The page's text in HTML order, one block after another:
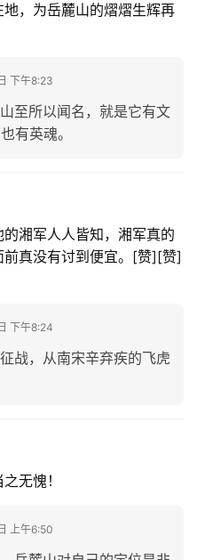
，为岳麓山的熠熠生辉再
下午8:23
至所以闻名，就是它有文
有英魂。
湘军人人皆知，湘军真的
前真没有讨到便宜。[赞][赞]
下午8:24
战，从南宋辛弃疾的飞虎
无愧！
上午6:50